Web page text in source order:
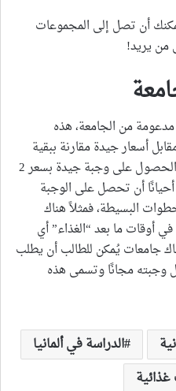
أن تصل إلى المجموعات
من يريد!
من الجامعة، هذه
أسعار جيدة مقارنة ببقية
المطاعم في أي مدينة، فمثلاً يُمكن الحصول على وجبة جيدة بسعر 2
أن تحصل على الوجبة
البسيطة، فمثلاً هناك
ما بعد “الغذاء” أي
جامعات يُمكن للطالب أن يطلب
وجبته مجانًا وتسمى هذه
الدراسة في ألمانيا